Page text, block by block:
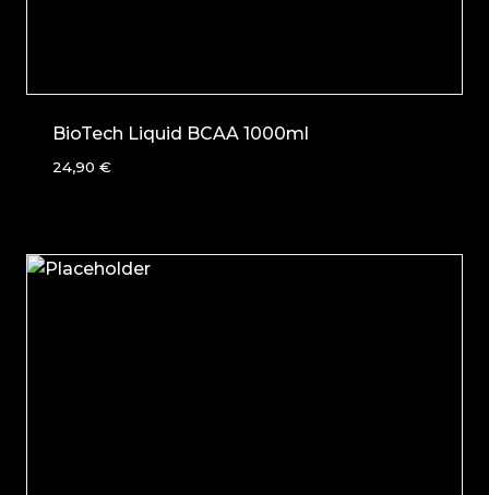
BioTech Liquid BCAA 1000ml
24,90 €